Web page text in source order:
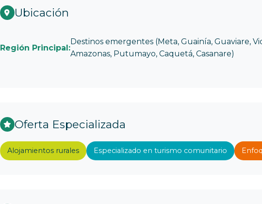
Ubicación
Región Principal:
Destinos emergentes (Meta, Guainía, Guaviare,
Amazonas, Putumayo, Caquetá, Casanare)
Oferta Especializada
Alojamientos rurales Especializado en turismo comunitario